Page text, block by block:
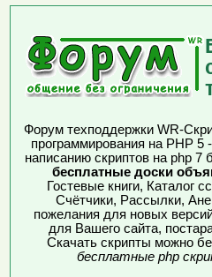
Форум техподдержки WR-
программирования на PHP
написанию скриптов на php 7
бесплатные доски
Гостевые книги, Каталог
Счётчики, Рассылки,
пожелания для новых
для Вашего сайта,
Скачать скрипты можно
бесплатные php